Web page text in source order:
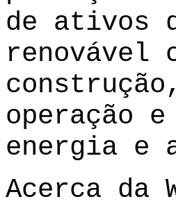
de ativos
renovável
operação e
energia e
Acerca da